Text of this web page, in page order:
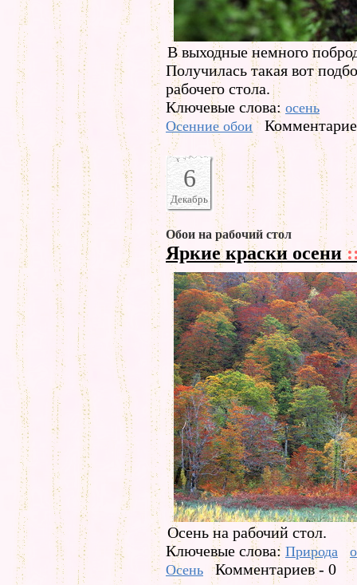
В выходные немного
Получилась такая вот
рабочего стола.
Ключевые слова: осень
Осенние обои
6
Декабрь
Обои на рабочий стол
Яркие краски осени
Осень на рабочий стол.
Ключевые слова: Природа
Осень
Комментариев - 0